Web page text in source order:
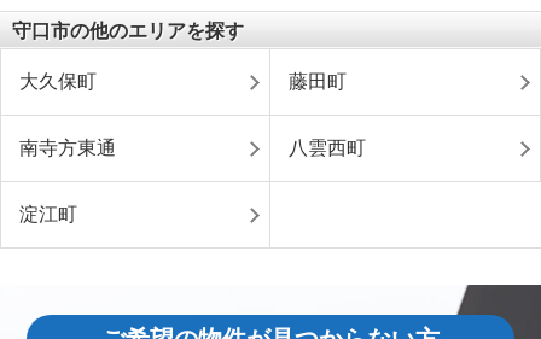
守口市の他のエリアを探す
大久保町 藤田町
南寺方東通 八雲西町
淀江町